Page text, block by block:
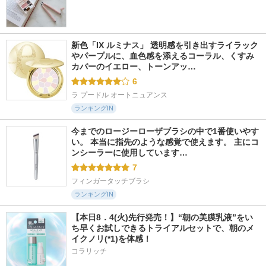
新色「IX ルミナス」 透明感を引き出すライラック
やパープルに、血色感を添えるコーラル、くすみ
カバーのイエロー、トーンアッ…
6
ラ プードル オートニュアンス
ランキングIN
今までのロージーローザブラシの中で1番使いやす
い。 本当に指先のような感覚で使えます。 主にコ
ンシーラーに使用しています…
7
フィンガータッチブラシ
ランキングIN
【本日8．4(火)先行発売！】“朝の美膜乳液”をい
ち早くお試しできるトライアルセットで、朝のメ
イクノリ(*1)を体感！
コラリッチ